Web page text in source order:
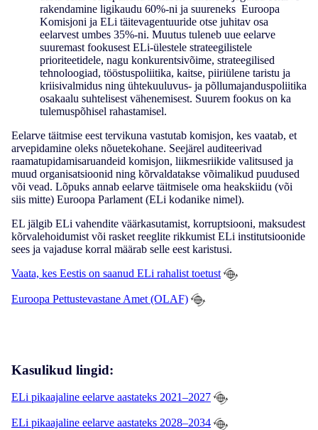
rakendamine ligikaudu 60%-ni ja suureneks Euroopa
Komisjoni ja ELi täitevagentuuride otse juhitav osa
eelarvest umbes 35%-ni. Muutus tuleneb uue eelarve
suuremast fookusest ELi-ülestele strateegilistele
prioriteetidele, nagu konkurentsivõime, strateegilised
tehnoloogiad, tööstuspoliitika, kaitse, piiriülene taristu ja
kriisivalmidus ning ühtekuuluvus- ja põllumajanduspoliitika
osakaalu suhtelisest vähenemisest. Suurem fookus on ka
tulemuspõhisel rahastamisel.
Eelarve täitmise eest tervikuna vastutab komisjon, kes vaatab, et
arvepidamine oleks nõuetekohane. Seejärel auditeerivad
raamatupidamisaruandeid komisjon, liikmesriikide valitsused ja
muud organisatsioonid ning kõrvaldatakse võimalikud puudused
või vead. Lõpuks annab eelarve täitmisele oma heakskiidu (või
siis mitte) Euroopa Parlament (ELi kodanike nimel).
EL jälgib ELi vahendite väärkasutamist, korruptsiooni, maksudest
kõrvalehoidumist või rasket reeglite rikkumist ELi institutsioonide
sees ja vajaduse korral määrab selle eest karistusi.
Vaata, kes Eestis on saanud ELi rahalist toetust
Euroopa Pettustevastane Amet (OLAF)
Kasulikud lingid:
ELi pikaajaline eelarve aastateks 2021–2027
ELi pikaajaline eelarve aastateks 2028–2034